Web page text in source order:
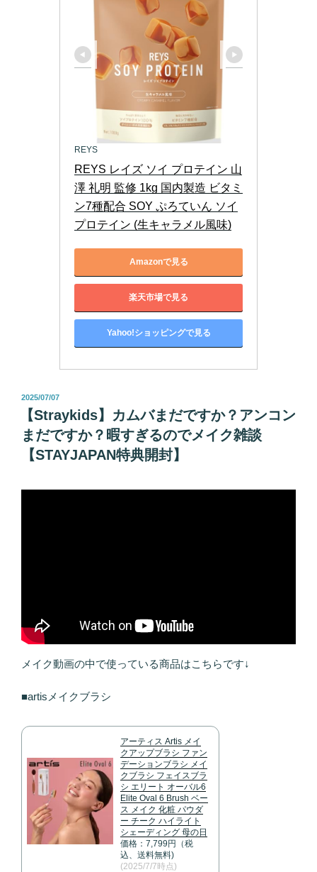
REYS
REYS レイズ ソイ プロテイン 山
澤 礼明 監修 1kg 国内製造 ビタミ
ン7種配合 SOY ぷろていん ソイ
プロテイン (生キャラメル風味)
Amazonで見る
楽天市場で見る
Yahoo!ショッピングで見る
投
日:
2025/07/07
【Straykids】カムバまだですか？アンコン
まだですか？暇すぎるのでメイク雑談
【STAYJAPAN特典開封】
メイク動画の中で使っている商品はこちらです↓
■artisメイクブラシ
アーティス Artis メイ
クアップブラシ ファン
デーションブラシ メイ
クブラシ フェイスブラ
シ エリート オーバル6
Elite Oval 6 Brush ベー
ス メイク 化粧 パウダ
ー チーク ハイライト
シェーディング 母の日
価格：7,799円（税
込、送料無料)
(2025/7/7時点)